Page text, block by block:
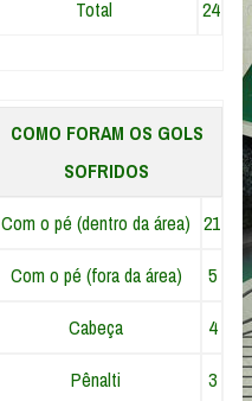
Total
24
COMO FORAM OS GOLS
SOFRIDOS
Com o pé (dentro da área) 21
Com o pé (fora da área)
5
Cabeça
4
Pênalti
3